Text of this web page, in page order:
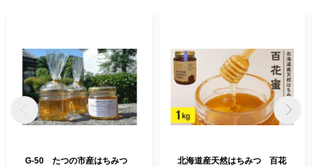
G-50 たつの市産はちみつ
北海道産天然はちみつ 百花